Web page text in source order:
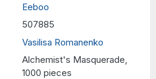
Eeboo
507885
Vasilisa Romanenko
Alchemist's Masquerade,
1000 pieces